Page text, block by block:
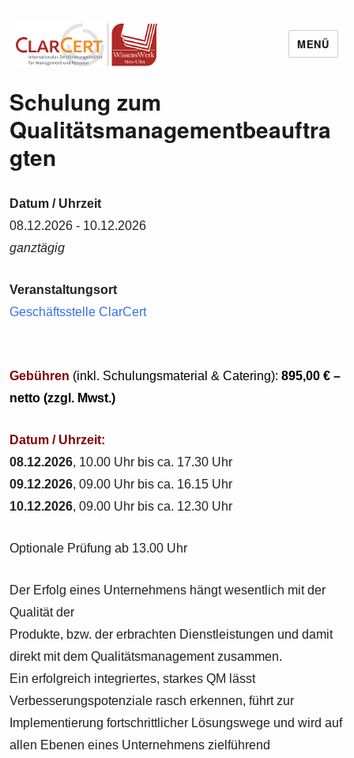
Wissenswerk Neu-Ulm
MENÜ
Schulung zum
Qualitätsmanagementbeauftra
gten
Datum / Uhrzeit
08.12.2026 - 10.12.2026
ganztägig
Veranstaltungsort
Geschäftsstelle ClarCert
Gebühren (inkl. Schulungsmaterial & Catering):895,00 € –
netto (zzgl. Mwst.)
Datum / Uhrzeit:
08.12.2026, 10.00 Uhr bis ca. 17.30 Uhr
09.12.2026, 09.00 Uhr bis ca. 16.15 Uhr
10.12.2026, 09.00 Uhr bis ca. 12.30 Uhr
Optionale Prüfung ab 13.00 Uhr
Der Erfolg eines Unternehmens hängt wesentlich mit der
Qualität der
Produkte, bzw. der erbrachten Dienstleistungen und damit
direkt mit dem Qualitätsmanagement zusammen.
Ein erfolgreich integriertes, starkes QM lässt
Verbesserungspotenziale rasch erkennen, führt zur
Implementierung fortschrittlicher Lösungswege und wird auf
allen Ebenen eines Unternehmens zielführend